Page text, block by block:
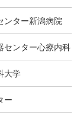
ンター新潟病院
センター心療内科
大学
ー